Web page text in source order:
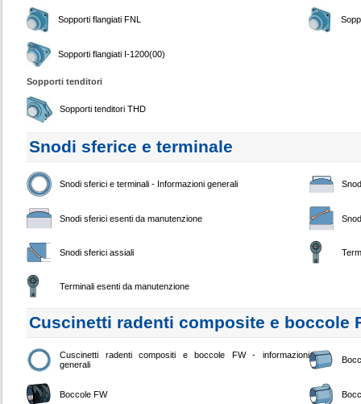
Sopporti flangiati FNL
Sopporti flangiati I-1200(00)
Sopporti tenditori
Sopporti tenditori THD
Snodi sferice e terminale
Snodi sferici e terminali - Informazioni generali
Snodi sferici esenti da manutenzione
Snodi sferici assiali
Terminali esenti da manutenzione
Cuscinetti radenti composite e boccole
Cuscinetti radenti compositi e boccole FW - informazioni
generali
Boccole FW